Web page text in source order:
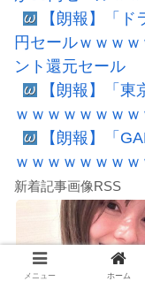
【朗報】「
円セールｗｗｗ
ント還元セール
【朗報】「
ｗｗｗｗｗｗｗ
【朗報】「
ｗｗｗｗｗｗｗ
新着記事画像RSS
メニュー ホーム